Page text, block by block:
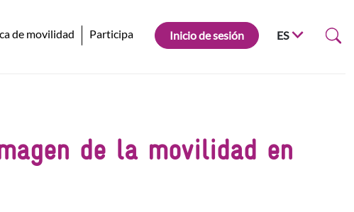
de movilidad Participa Inicio de sesión ES
de la movilidad en